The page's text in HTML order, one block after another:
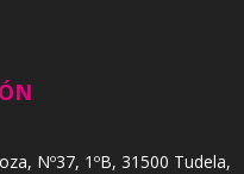
Nº37, 1ºB, 31500 Tudela,